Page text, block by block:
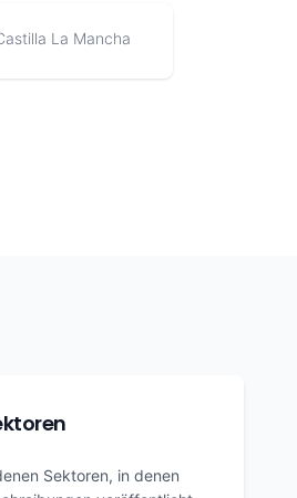
La Mancha
Sektoren, in denen